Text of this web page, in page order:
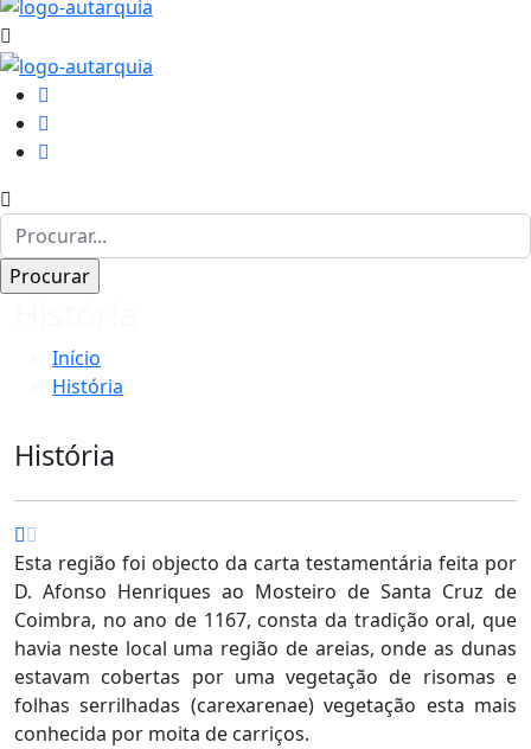
Início
História
História
Esta região foi objecto da carta testamentária feita por
D. Afonso Henriques ao Mosteiro de Santa Cruz de
Coimbra, no ano de 1167, consta da tradição oral, que
havia neste local uma região de areias, onde as dunas
estavam cobertas por uma vegetação de risomas e
folhas serrilhadas (carexarenae) vegetação esta mais
conhecida por moita de carriços.